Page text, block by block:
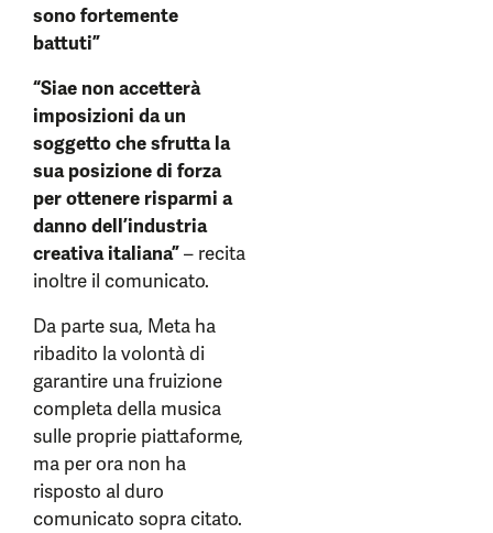
sono fortemente
battuti”
“Siae non accetterà
imposizioni da un
soggetto che sfrutta la
sua posizione di forza
per ottenere risparmi a
danno dell’industria
creativa italiana”– recita
inoltre il comunicato.
Da parte sua, Meta ha
ribadito la volontà di
garantire una fruizione
completa della musica
sulle proprie piattaforme,
ma per ora non ha
risposto al duro
comunicato sopra citato.